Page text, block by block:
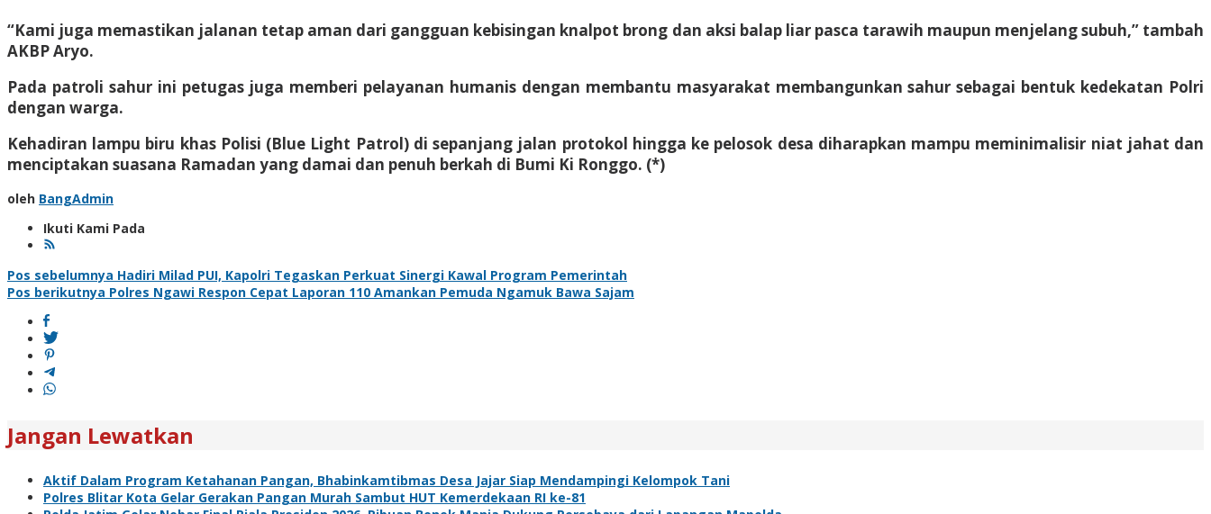
“Kami juga memastikan jalanan tetap aman dari gangguan kebisingan knalpot brong dan aksi balap liar pasca tarawih maupun menjelang subuh,” tambah
AKBP Aryo.
​Pada patroli sahur ini petugas juga memberi pelayanan humanis dengan membantu masyarakat membangunkan sahur sebagai bentuk kedekatan Polri
dengan warga.
​Kehadiran lampu biru khas Polisi (Blue Light Patrol) di sepanjang jalan protokol hingga ke pelosok desa diharapkan mampu meminimalisir niat jahat dan
menciptakan suasana Ramadan yang damai dan penuh berkah di Bumi Ki Ronggo. (*)
oleh BangAdmin
Ikuti Kami Pada
Navigasi
pos
Pos sebelumnya Hadiri Milad PUI, Kapolri Tegaskan Perkuat Sinergi Kawal Program Pemerintah
Pos berikutnya Polres Ngawi Respon Cepat Laporan 110 Amankan Pemuda Ngamuk Bawa Sajam
Jangan Lewatkan
Aktif Dalam Program Ketahanan Pangan, Bhabinkamtibmas Desa Jajar Siap Mendampingi Kelompok Tani
Polres Blitar Kota Gelar Gerakan Pangan Murah Sambut HUT Kemerdekaan RI ke-81